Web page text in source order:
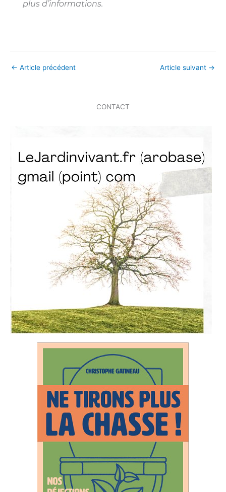
plus d’informations.
← Article précédent Article suivant →
CONTACT